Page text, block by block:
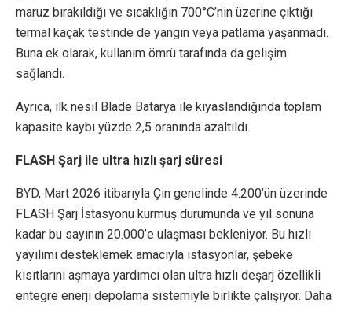
maruz bırakıldığı ve sıcaklığın 700°C’nin üzerine çıktığı
termal kaçak testinde de yangın veya patlama yaşanmadı.
Buna ek olarak, kullanım ömrü tarafında da gelişim
sağlandı.
Ayrıca, ilk nesil Blade Batarya ile kıyaslandığında toplam
kapasite kaybı yüzde 2,5 oranında azaltıldı.
FLASH Şarj ile ultra hızlı şarj süresi
BYD, Mart 2026 itibarıyla Çin genelinde 4.200’ün üzerinde
FLASH Şarj İstasyonu kurmuş durumunda ve yıl sonuna
kadar bu sayının 20.000’e ulaşması bekleniyor. Bu hızlı
yayılımı desteklemek amacıyla istasyonlar, şebeke
kısıtlarını aşmaya yardımcı olan ultra hızlı deşarj özellikli
entegre enerji depolama sistemiyle birlikte çalışıyor. Daha